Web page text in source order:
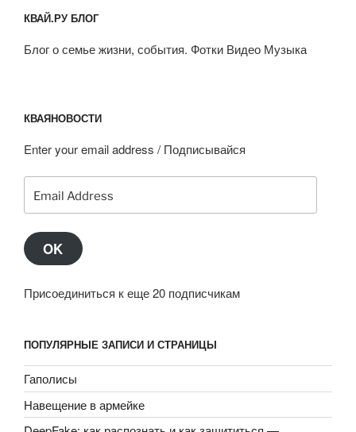
КВАЙ.РУ БЛОГ
Блог о семье жизни, события. Фотки Видео Музыка
КВАЯНОВОСТИ
Enter your email address / Подписывайся
Address
OK
Присоединиться к еще 20 подписчикам
ПОПУЛЯРНЫЕ ЗАПИСИ И СТРАНИЦЫ
Гаполисы
Навещение в армейке